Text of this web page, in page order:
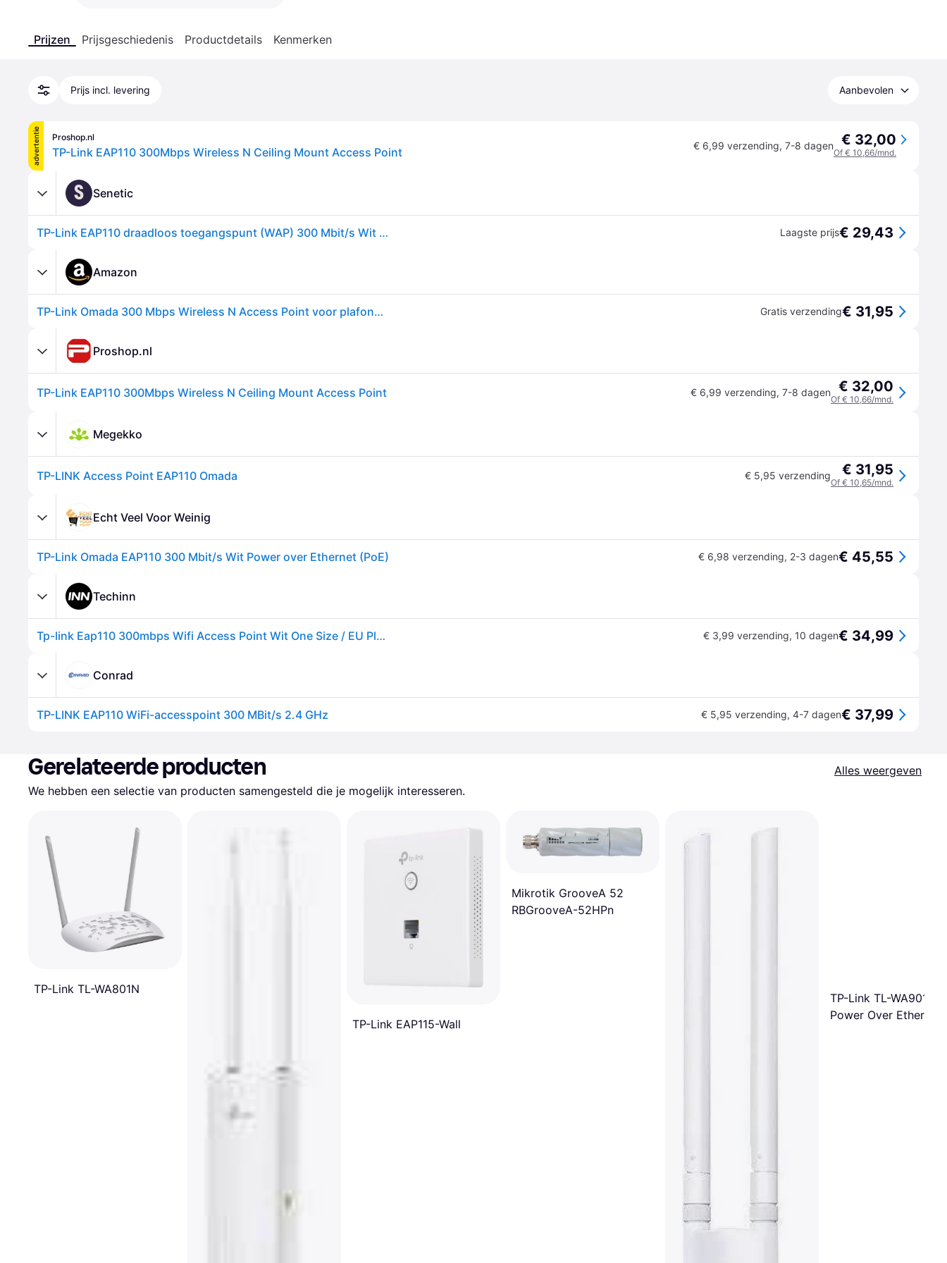
Prijzen Prijsgeschiedenis Productdetails Kenmerken
Prijs incl. levering Aanbevolen
advertentie Proshop.nl
TP-Link EAP110 300Mbps Wireless N Ceiling Mount Access Point € 6,99 verzending, 7-8 dagen € 32,00
Of € 10,66/mnd.
S Senetic
TP-Link EAP110 draadloos toegangspunt (WAP) 300 Mbit/s Wit EAP110 Laagste prijs€ 29,43
Amazon
TP-Link Omada 300 Mbps Wireless N Access Point voor plafondmontage (EAP110) Gratis verzending€ 31,95
Proshop.nl
TP-Link EAP110 300Mbps Wireless N Ceiling Mount Access Point € 6,99 verzending, 7-8 dagen € 32,00
Of € 10,66/mnd.
Megekko
TP-LINK Access Point EAP110 Omada € 5,95 verzending € 31,95
Of € 10,65/mnd.
Echt Veel Voor Weinig
TP-Link Omada EAP110 300 Mbit/s Wit Power over Ethernet (PoE) € 6,98 verzending, 2-3 dagen€ 45,55
Techinn
Tp-link Eap110 300mbps Wifi Access Point Wit One Size / EU Plug 220V € 3,99 verzending, 10 dagen€ 34,99
Conrad
TP-LINK EAP110 WiFi-accesspoint 300 MBit/s 2.4 GHz € 5,95 verzending, 4-7 dagen€ 37,99
Gerelateerde producten
Alles weergeven
We hebben een selectie van producten samengesteld die je mogelijk interesseren.
TP-Link TL-WA801N
TP-Link EAP115-Wall
Mikrotik GrooveA 52
RBGrooveA-52HPn
TP-Link TL-WA901N
Power Over Ethernet